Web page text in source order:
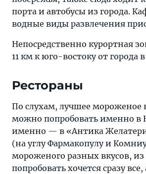
порта и автобусы из города.
водные виды развлечения
Непосредственно курортная
11 км к юго-востоку от города
Рестораны
По слухам, лучшее мороженое
можно попробовать именно в
именно — в «Антика
(на углу Фармакопулу и
мороженого разных вкусов,
попробовать хочется сразу